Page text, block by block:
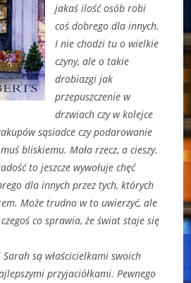
jakaś ilość osób robi
coś dobrego dla innych.
I nie chodzi tu o wielkie
czyny, ale o takie
drobiazgi jak
przepuszczenie w
drzwiach czy w kolejce
sąsiadce czy podarowanie
bliskiemu. Mała rzecz, a cieszy.
to jeszcze wywołuje chęć
dla innych przez tych, których
Może trudno w to uwierzyć, ale
czegoś co sprawia, że świat staje się
są właścicielkami swoich
przyjaciółkami. Pewnego